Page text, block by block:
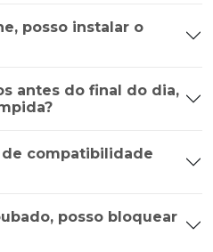
posso instalar o
antes do final do dia,
compatibilidade
posso bloquear